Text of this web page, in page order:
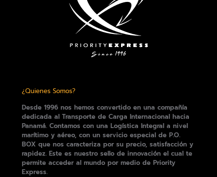
¿Quienes Somos?
Desde 1996 nos hemos convertido en una compañía
dedicada al Transporte de Carga Internacional hacia
Panamá. Contamos con una Logística Integral a nivel
marítimo y aéreo, con un servicio especial de P.O.
BOX que nos caracteriza por su precio, satisfacción y
rapidez. Este es nuestro sello de innovación el cual te
permite acceder al mundo por medio de Priority
Express.